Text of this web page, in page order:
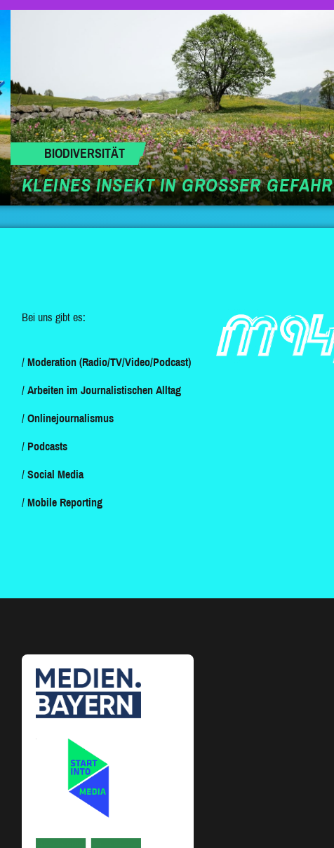
BIODIVERSITÄT
KLEINES INSEKT IN GROSSER GEFAHR
Bei uns gibt es:
Moderation (Radio/TV/Video/Podcast)
Arbeiten im Journalistischen Alltag
Onlinejournalismus
Podcasts
Social Media
Mobile Reporting